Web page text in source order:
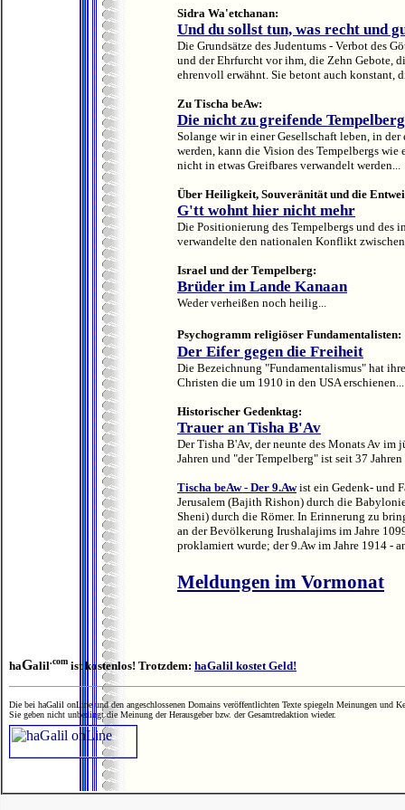
Sidra Wa'etchanan:
Und du sollst tun, was recht und
Die Grundsätze des Judentums - Verbot des
und der Ehrfurcht vor ihm, die Zehn Gebote,
ehrenvoll erwähnt. Sie betont auch konstant,
Zu Tischa beAw:
Die nicht zu greifende
Solange wir in einer Gesellschaft leben, in
werden, kann die Vision des Tempelbergs
nicht in etwas Greifbares verwandelt werden...
Über Heiligkeit, Souveränität und die
G'tt wohnt hier nicht mehr
Die Positionierung des Tempelbergs und des
verwandelte den nationalen Konflikt
Israel und der Tempelberg:
Brüder im Lande Kanaan
Weder verheißen noch heilig...
Psychogramm religiöser Fundamentalisten:
Der Eifer gegen die Freiheit
Die Bezeichnung "Fundamentalismus" hat
Christen die um 1910 in den USA erschienen...
Historischer Gedenktag:
Trauer an Tisha B'Av
Der Tisha B'Av, der neunte des Monats Av im
Jahren und "der Tempelberg" ist seit 37
Tischa beAw - Der 9.Awist ein Gedenk- und
Jerusalem (Bajith Rishon) durch die
Sheni) durch die Römer. In Erinnerung zu
an der Bevölkerung Irushalajims im Jahre
proklamiert wurde; der 9.Aw im Jahre 1914 -
Meldungen im Vormonat
haGalil.com ist kostenlos! Trotzdem: haGalil kostet Geld!
Die bei haGalil onLine und den angeschlossenen Domains veröffentlichten Texte spiegeln Meinungen und
Sie geben nicht unbedingt die Meinung der Herausgeber bzw. der Gesamtredaktion wieder.